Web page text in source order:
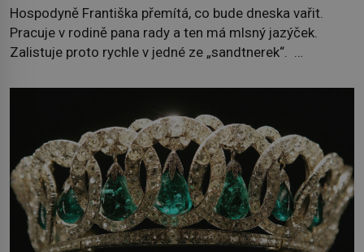
Hospodyně Františka přemítá, co bude dneska vařit.
Pracuje v rodině pana rady a ten má mlsný jazýček.
Zalistuje proto rychle v jedné ze „sandtnerek“.
povzdechne si směrem ke služce, kterou má v kuchyni k
ruce. Ještě v prvních letech nové republiky fungoval kvůli
nedostatku zboží přídělový systém. […]